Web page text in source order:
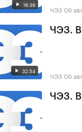
16:39 ЧЭЗ 06
32:54
ЧЭЗ.
ЧЭЗ 06
ЧЭЗ.